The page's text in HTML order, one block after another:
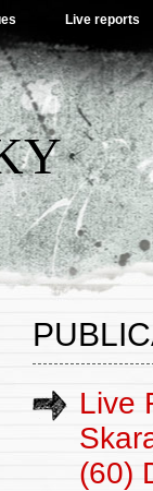
Live reports
Live
(60)